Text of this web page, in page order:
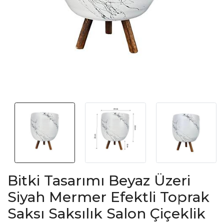
Bitki Tasarımı Beyaz Üzeri
Siyah Mermer Efektli Toprak
Saksı Saksılık Salon Çiçeklik